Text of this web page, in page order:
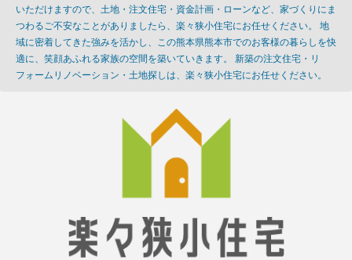
いただけますので、土地・注文住宅・資金計画・ローンなど、家づくりにま
つわるご不安なことがありましたら、楽々狭小住宅にお任せください。 地
域に密着してきた強みを活かし、この熊本県熊本市でのお客様の暮らしを快
適に、笑顔あふれる家族の空間を築いていきます。 新築の注文住宅・リ
フォームリノベーション・土地探しは、楽々狭小住宅にお任せください。